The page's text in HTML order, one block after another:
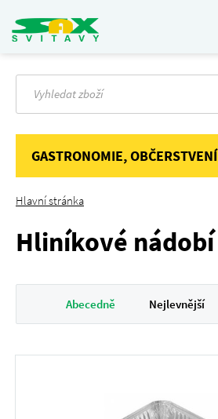
GASTRONOMIE, OBČERSTVENÍ
Hlavní stránka
Hliníkové nádobí
Abecedně Nejlevnější